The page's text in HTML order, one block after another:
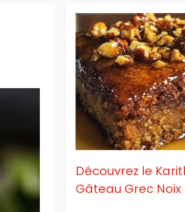
Découvrez le
Gâteau Grec Noix